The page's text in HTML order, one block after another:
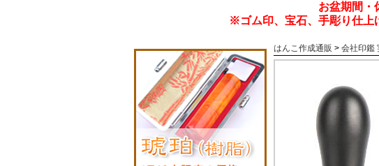
お盆期間・
※ゴム印、宝石、手彫り仕上
はんこ作成通販 > 会社印鑑